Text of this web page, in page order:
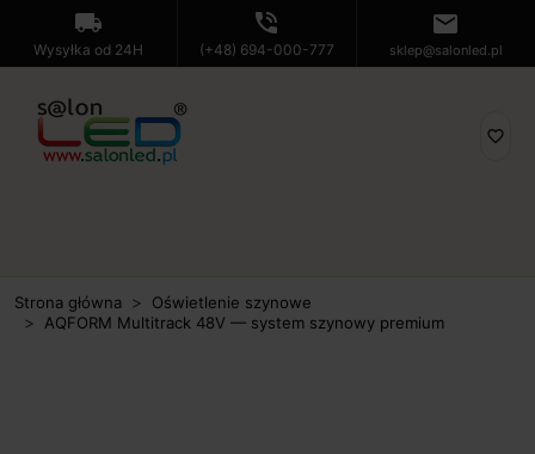
local_shipping
Wysyłka od 24H
phone_in_talk
(+48) 694-000-777
mail
sklep@salonled.pl
favorite_border
Strona główna
Oświetlenie szynowe
AQFORM Multitrack 48V — system szynowy premium